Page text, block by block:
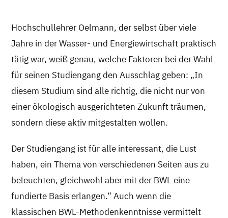
Hochschullehrer Oelmann, der selbst über viele
Jahre in der Wasser- und Energiewirtschaft praktisch
tätig war, weiß genau, welche Faktoren bei der Wahl
für seinen Studiengang den Ausschlag geben: „In
diesem Studium sind alle richtig, die nicht nur von
einer ökologisch ausgerichteten Zukunft träumen,
sondern diese aktiv mitgestalten wollen.
Der Studiengang ist für alle interessant, die Lust
haben, ein Thema von verschiedenen Seiten aus zu
beleuchten, gleichwohl aber mit der BWL eine
fundierte Basis erlangen.“ Auch wenn die
klassischen BWL-Methodenkenntnisse vermittelt